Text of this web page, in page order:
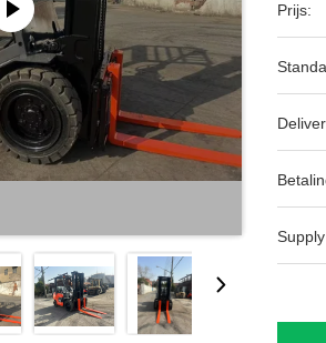
Prijs: